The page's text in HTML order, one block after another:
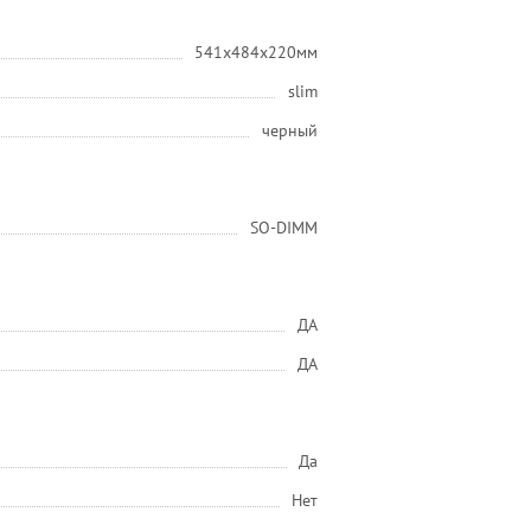
541x484x220мм
slim
черный
SO-DIMM
ДА
ДА
Да
Нет